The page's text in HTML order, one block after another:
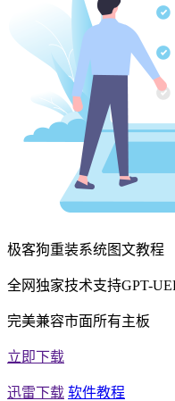
极客狗重装系统图文教程
全网独家技术支持GPT-
完美兼容市面所有主板
立即下载
迅雷下载 软件教程